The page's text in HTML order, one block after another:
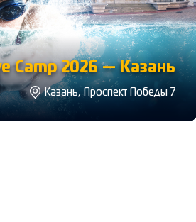
Camp 2026 — Казань
Казань, Проспект Победы 7